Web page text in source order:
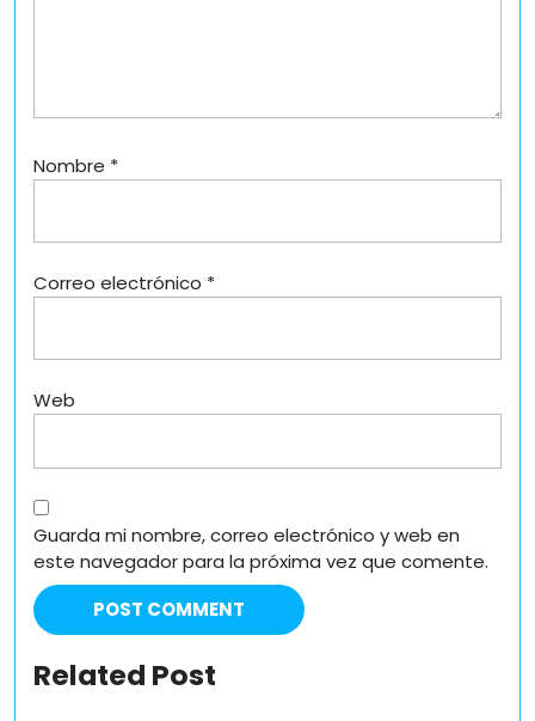
Nombre *
Correo electrónico *
Web
Guarda mi nombre, correo electrónico y web en
este navegador para la próxima vez que comente.
Related Post